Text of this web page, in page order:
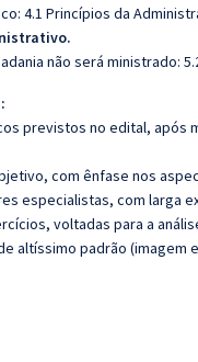
4.1 Princípios da
não será ministrado:
previstos no edital, após
com ênfase nos
especialistas, com larga
voltadas para a
altíssimo padrão (imagem